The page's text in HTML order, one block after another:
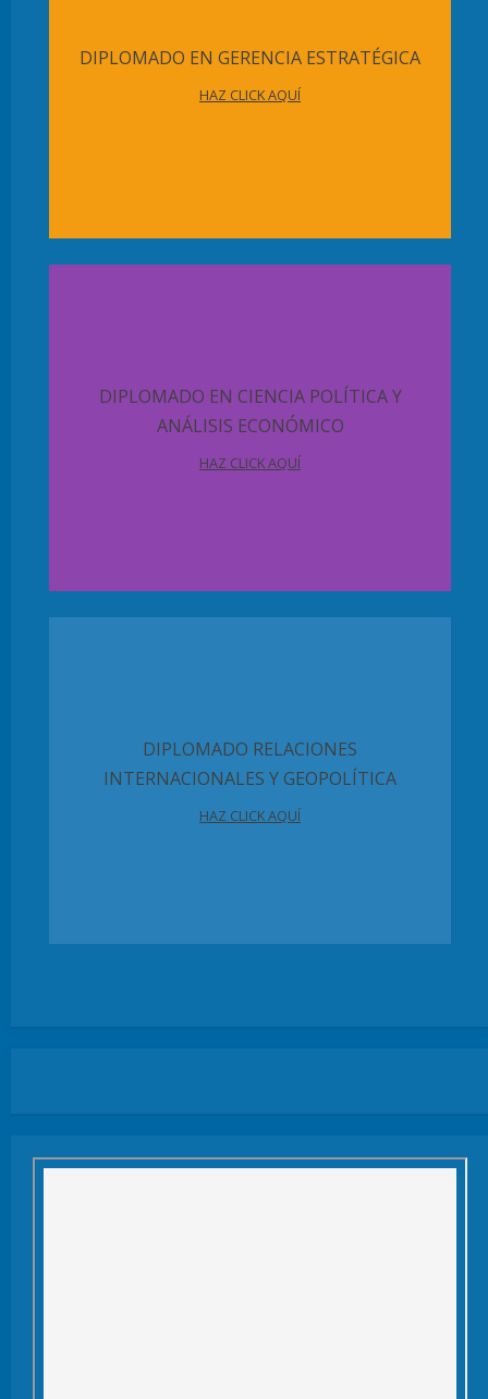
DIPLOMADO EN GERENCIA ESTRATÉGICA
HAZ CLICK AQUÍ
DIPLOMADO EN CIENCIA POLÍTICA Y
ANÁLISIS ECONÓMICO
HAZ CLICK AQUÍ
DIPLOMADO RELACIONES
INTERNACIONALES Y GEOPOLÍTICA
HAZ CLICK AQUÍ